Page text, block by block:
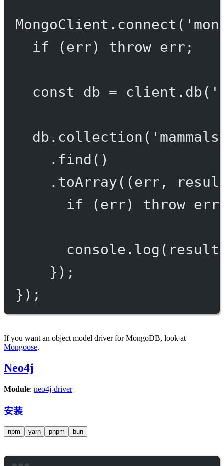
MongoClient. connect (
if (err) throw err;
const db = client. db(
db. collection (
. find ()
. toArray((err ,
if (err) throw
console. log
});
});
If you want an object model driver for MongoDB, look at
Mongoose.
Neo4j
Module: neo4j-driver
安装
npm yarn pnpm bun